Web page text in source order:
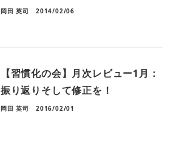
岡田 英司 2014/02/06
【習慣化の会】月次レビュー1月：
振り返りそして修正を！
岡田 英司 2016/02/01